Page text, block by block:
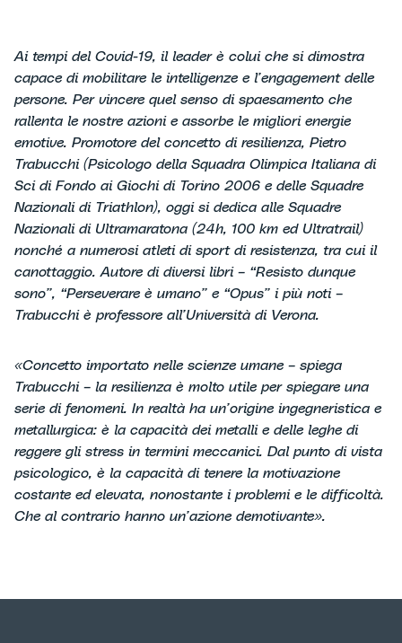
Ai tempi del Covid-19, il leader è colui che si dimostra
capace di mobilitare le intelligenze e l’engagement delle
persone. Per vincere quel senso di spaesamento che
rallenta le nostre azioni e assorbe le migliori energie
emotive. Promotore del concetto di resilienza, Pietro
Trabucchi (Psicologo della Squadra Olimpica Italiana di
Sci di Fondo ai Giochi di Torino 2006 e delle Squadre
Nazionali di Triathlon), oggi si dedica alle Squadre
Nazionali di Ultramaratona (24h, 100 km ed Ultratrail)
nonché a numerosi atleti di sport di resistenza, tra cui il
canottaggio. Autore di diversi libri – “Resisto dunque
sono”, “Perseverare è umano” e “Opus” i più noti –
Trabucchi è professore all’Università di Verona.
«Concetto importato nelle scienze umane – spiega
Trabucchi – la resilienza è molto utile per spiegare una
serie di fenomeni. In realtà ha un’origine ingegneristica e
metallurgica: è la capacità dei metalli e delle leghe di
reggere gli stress in termini meccanici. Dal punto di vista
psicologico, è la capacità di tenere la motivazione
costante ed elevata, nonostante i problemi e le difficoltà.
Che al contrario hanno un’azione demotivante».